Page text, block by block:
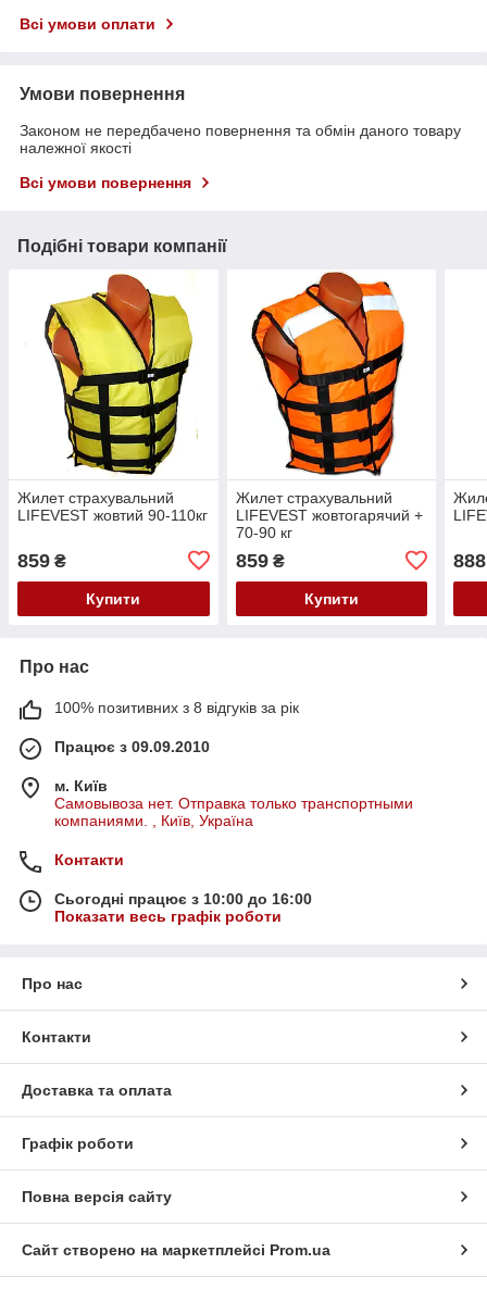
Всі умови оплати
Умови повернення
Законом не передбачено повернення та обмін даного товару
належної якості
Всі умови повернення
Подібні товари компанії
Жилет страхувальний
LIFEVEST жовтий 90-110кг
859 ₴
Купити
Жилет страхувальний
LIFEVEST жовтогарячий +
70-90 кг
859₴
Купити
888
Про нас
100% позитивних з 8 відгуків за рік
Працює з 09.09.2010
м. Київ
Самовывоза нет. Отправка только транспортными
компаниями. , Київ, Україна
Контакти
Сьогодні працює з 10:00 до 16:00
Показати весь графік роботи
Про нас
Контакти
Доставка та оплата
Графік роботи
Повна версія сайту
Сайт створено на маркетплейсі Prom.ua